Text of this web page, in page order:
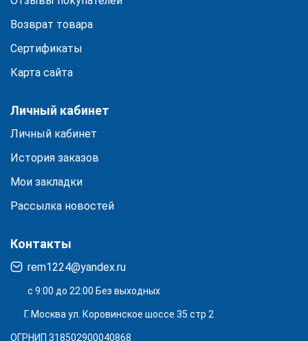
Возврат товара
Сертификаты
Карта сайта
Личный кабинет
Личный кабинет
История заказов
Мои закладки
Рассылка новостей
Контакты
rem1224@yandex.ru
с 9:00 до 22:00 Без выходных
Г. Москва ул. Коровинское шоссе 35 стр 2
ОГРНИП 318502900040868